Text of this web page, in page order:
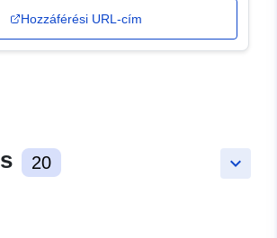
Hozzáférési URL-cím
keyboard_arrow_down
20